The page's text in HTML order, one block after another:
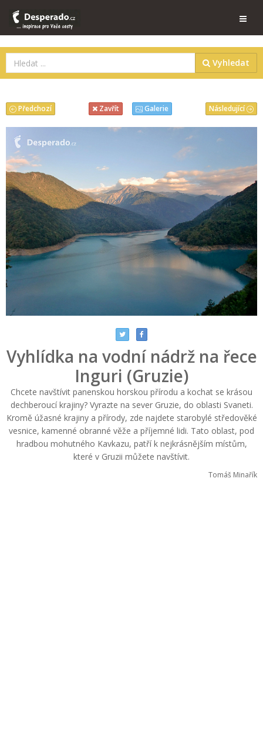
Vyhledat
Následující
Předchozí Zavřít Galerie
Vyhlídka na vodní nádrž na řece
Inguri (Gruzie)
Chcete navštívit panenskou horskou přírodu a kochat se krásou
dechberoucí krajiny? Vyrazte na sever Gruzie, do oblasti Svaneti.
Kromě úžasné krajiny a přírody, zde najdete starobylé středověké
vesnice, kamenné obranné věže a příjemné lidi. Tato oblast, pod
hradbou mohutného Kavkazu, patří k nejkrásnějším místům,
které v Gruzii můžete navštívit.
Tomáš Minařík